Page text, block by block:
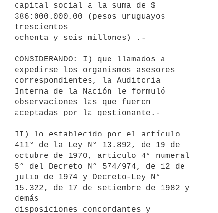
capital social a la suma de $
386:000.000,00 (pesos uruguayos
trescientos
ochenta y seis millones) .-
CONSIDERANDO: I) que llamados a
expedirse los organismos asesores
correspondientes, la Auditoría
Interna de la Nación le formuló
observaciones las que fueron
aceptadas por la gestionante.-
II) lo establecido por el artículo
411° de la Ley N° 13.892, de 19 de
octubre de 1970, artículo 4° numeral
5° del Decreto N° 574/974, de 12 de
julio de 1974 y Decreto-Ley N°
15.322, de 17 de setiembre de 1982 y
demás
disposiciones concordantes y